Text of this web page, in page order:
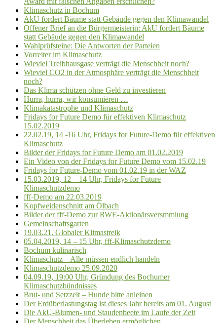
Klimaschutz in Bochum
AkU fordert Bäume statt Gebäude gegen den Klimawandel
Offener Brief an die Bürgermeisterin: AkU fordert Bäume
statt Gebäude gegen den Klimawandel
Wahlprüfsteine: Die Antworten der Parteien
Vorreiter im Klimaschutz
Wieviel Treibhausgase verträgt die Menschheit noch?
Wieviel CO2 in der Atmosphäre verträgt die Menschheit
noch?
Das Klima schützen ohne Geld zu investieren
Hurra, hurra, wir konsumieren …
Klimakatastrophe und Klimaschutz
Fridays for Future Demo für effektiven Klimaschutz
15.02.2019
22.02.19, 14 -16 Uhr, Fridays for Future-Demo für effektiven
Klimaschutz
Bilder der Fridays for Future Demo am 01.02.2019
Ein Video von der Fridays for Future Demo vom 15.02.19
Fridays for Future-Demo vom 01.02.19 in der WAZ
15.03.2019, 12 – 14 Uhr, Fridays for Future
Klimaschutzdemo
fff-Demo am 22.03.2019
Kopfweidenschnitt am Ölbach
Bilder der fff-Demo zur RWE-Aktionärsversmmlung
Gemeinschaftsgarten
19.03.21, Globaler Klimastreik
05.04.2019, 14 – 15 Uhr, fff-Klimaschutzdemo
Bochum kulinarisch
Klimaschutz – Alle müssen endlich handeln
Klimaschutzdemo 25.09.2020
04.09.19, 19:00 Uhr, Gründung des Bochumer
Klimaschutzbündnisses
Brut- und Setzzeit – Hunde bitte anleinen
Der Erdüberlastungstag ist dieses Jahr bereits am 01. August
Die AkU-Blumen- und Staudenbeete im Laufe der Zeit
Der Menschheit das Überleben ermöglichen